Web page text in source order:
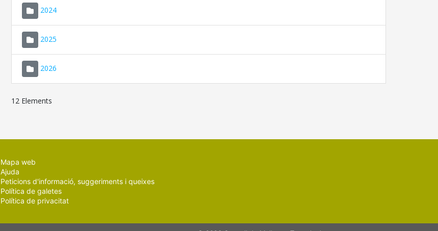
2024
2025
2026
12 Elements
Mapa web
Ajuda
Peticions d'informació, suggeriments i queixes
Política de galetes
Política de privacitat